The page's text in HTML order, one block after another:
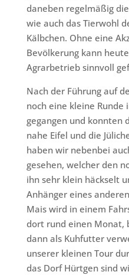
daneben regelmäßig die
wie auch das Tierwohl
Kälbchen. Ohne eine
Bevölkerung kann
Agrarbetrieb sinnvoll
Nach der Führung auf
noch eine kleine Runde
gegangen und konnten
nahe Eifel und die
haben wir nebenbei
gesehen, welcher den
ihn sehr klein häckselt
Anhänger eines
Mais wird in einem
dort rund einen Monat,
dann als Kuhfutter
unserer kleinen Tour
das Dorf Hürtgen sind